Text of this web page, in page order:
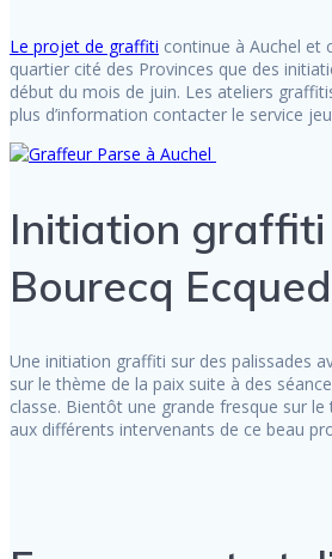
Le projet de graffiti continue à Auchel et
quartier cité des Provinces que des
début du mois de juin. Les ateliers
plus d’information contacter le service
Initiation graffiti
Bourecq
Une initiation graffiti sur des palissades
sur le thème de la paix suite à des
classe. Bientôt une grande fresque sur
aux différents intervenants de ce beau